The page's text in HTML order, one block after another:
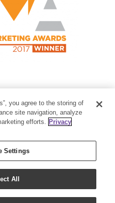
1-800-371-3515
Business Park
Parkway
84043
you agree to the storing of
site navigation, analyze
efforts. Privacy
Settings
All